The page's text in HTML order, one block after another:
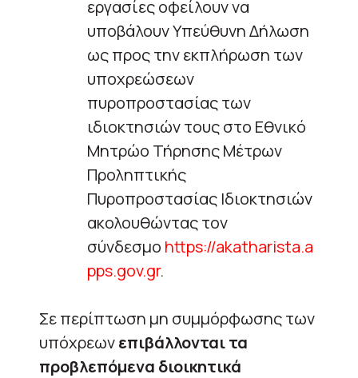
εργασίες οφείλουν να
υποβάλουν Υπεύθυνη Δήλωση
ως προς την εκπλήρωση των
υποχρεώσεων
πυροπροστασίας των
ιδιοκτησιών τους στο Εθνικό
Μητρώο Τήρησης Μέτρων
Προληπτικής
Πυροπροστασίας Ιδιοκτησιών
ακολουθώντας τον
σύνδεσμο https://akatharista.a
pps.gov.gr.
Σε περίπτωση μη συμμόρφωσης των
υπόχρεωνεπιβάλλονται τα
προβλεπόμενα διοικητικά